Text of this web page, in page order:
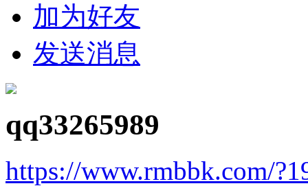
加为好友
发送消息
qq33265989
https://www.rmbbk.com/